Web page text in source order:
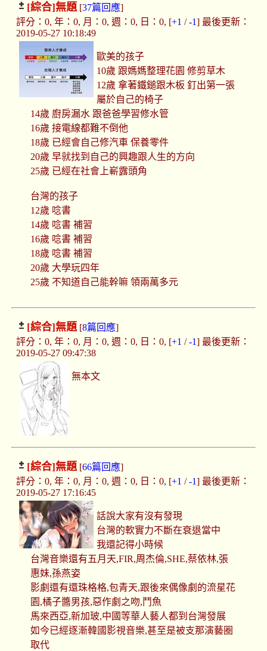
[綜合]無題[37篇回應]
評分：0, 年：0, 月：0, 週：0, 日：0, [+1 /-1] 最後更新：
2019-05-27 10:18:49
歐美的孩子
10歲 跟媽媽整理花園 修剪草木
12歲 拿著鐵鎚跟木板 釘出第一張
屬於自己的椅子
14歲 廚房漏水 跟爸爸學習修水管
16歲 接電線都難不倒他
18歲 已經會自己修汽車 保養零件
20歲 早就找到自己的興趣跟人生的方向
25歲 已經在社會上嶄露頭角
台灣的孩子
12歲 唸書
14歲 唸書 補習
16歲 唸書 補習
18歲 唸書 補習
20歲 大學玩四年
25歲 不知道自己能幹嘛 領兩萬多元
[綜合]無題[8篇回應]
評分：0, 年：0, 月：0, 週：0, 日：0, [+1 /-1] 最後更新：
2019-05-27 09:47:38
無本文
[綜合]無題[66篇回應]
評分：0, 年：0, 月：0, 週：0, 日：0, [+1 /-1] 最後更新：
2019-05-27 17:16:45
話說大家有沒有發現
台灣的軟實力不斷在衰退當中
我還記得小時候
台灣音樂還有五月天,FIR,周杰倫,SHE,蔡依林,張
惠妹,孫燕姿
影劇還有還珠格格,包青天,跟後來偶像劇的流星花
園,橘子醬男孩,惡作劇之吻,鬥魚
馬來西亞,新加玻,中國等華人藝人都到台灣發展
如今已經逐漸韓國影視音樂,甚至是被支那演藝圈
取代